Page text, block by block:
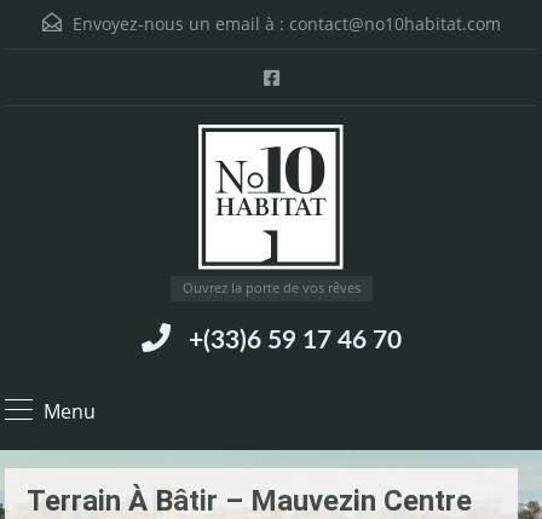
Envoyez-nous un email à : contact@no10habitat.com
Ouvrez la porte de vos rêves
+(33)6 59 17 46 70
Menu
Terrain À Bâtir – Mauvezin Centre